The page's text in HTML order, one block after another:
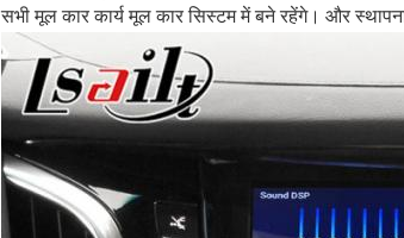
सभी मूल कार कार्य मूल कार सिस्टम में बने रहेंगे। और